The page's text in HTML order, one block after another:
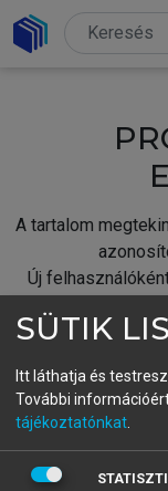
A tartalom
Új
A regisztráció
BELÉPÉS
SÜTIK
Itt láthatja és
További
tájékoztatónkat